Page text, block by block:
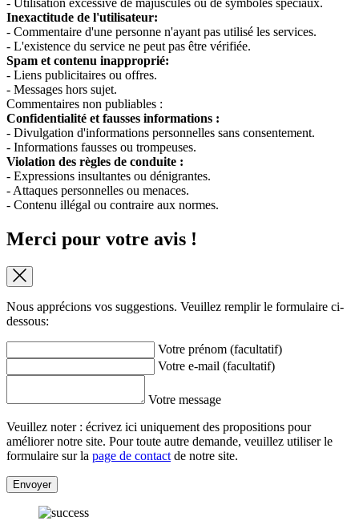
- Utilisation excessive de majuscules ou de symboles spéciaux.
Inexactitude de l'utilisateur:
- Commentaire d'une personne n'ayant pas utilisé les services.
- L'existence du service ne peut pas être vérifiée.
Spam et contenu inapproprié:
- Liens publicitaires ou offres.
- Messages hors sujet.
Commentaires non publiables :
Confidentialité et fausses informations :
- Divulgation d'informations personnelles sans consentement.
- Informations fausses ou trompeuses.
Violation des règles de conduite :
- Expressions insultantes ou dénigrantes.
- Attaques personnelles ou menaces.
- Contenu illégal ou contraire aux normes.
Merci pour votre avis !
Nous apprécions vos suggestions. Veuillez remplir le formulaire ci-
dessous:
Votre prénom (facultatif)
Votre e-mail (facultatif)
Votre message
Veuillez noter : écrivez ici uniquement des propositions pour
améliorer notre site. Pour toute autre demande, veuillez utiliser le
formulaire sur la page de contact de notre site.
Envoyer